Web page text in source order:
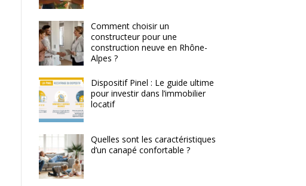
Comment choisir un
constructeur pour une
construction neuve en Rhône-
Alpes ?
Dispositif Pinel : Le guide ultime
pour investir dans l’immobilier
locatif
Quelles sont les caractéristiques
d’un canapé confortable ?